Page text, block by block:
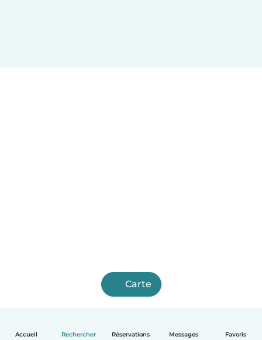
Accueil Rechercher Réservations Messages Favoris
Carte